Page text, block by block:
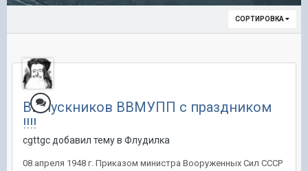
СОРТИРОВКА
Выпускников ВВМУПП с праздником
!!!!
cgttgc добавил тему в Флудилка
08 апреля 1948 г. Приказом министра Вооруженных Сил СССР